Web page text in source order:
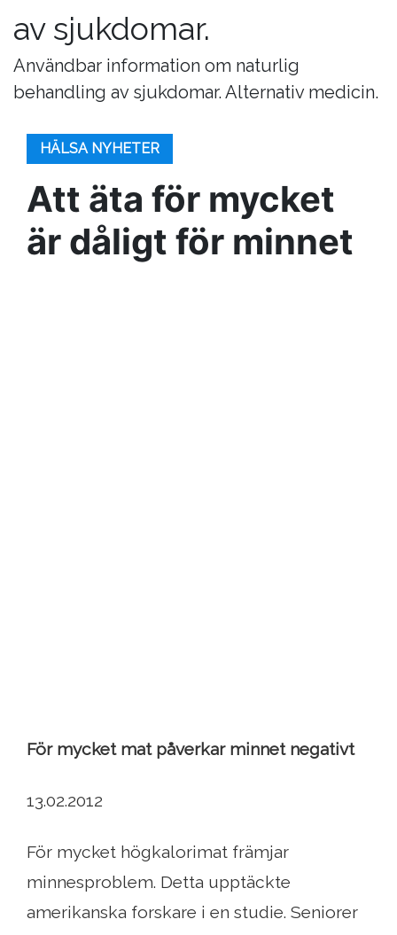
av sjukdomar.
Användbar information om naturlig
behandling av sjukdomar. Alternativ medicin.
HÄLSA NYHETER
Att äta för mycket
är dåligt för minnet
För mycket mat påverkar minnet negativt
13.02.2012
För mycket högkalorimat främjar
minnesproblem. Detta upptäckte
amerikanska forskare i en studie. Seniorer